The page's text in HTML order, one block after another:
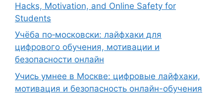
Hacks, Motivation, and Online Safety for
Students
Учёба по‑московски: лайфхаки для
цифрового обучения, мотивации и
безопасности онлайн
Учись умнее в Москве: цифровые лайфхаки,
мотивация и безопасность онлайн-обучения